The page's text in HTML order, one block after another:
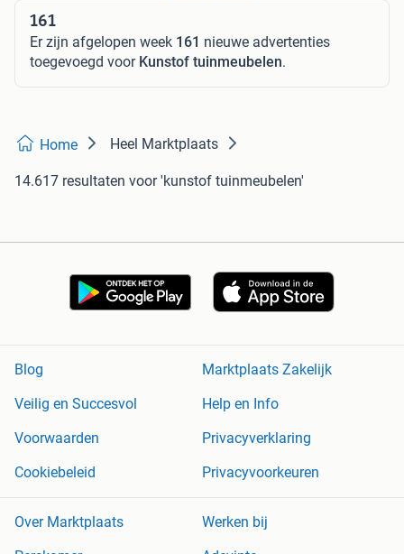
161
Er zijn afgelopen week 161 nieuwe advertenties
toegevoegd voor Kunstof tuinmeubelen.
Home Heel Marktplaats
14.617 resultaten voor 'kunstof tuinmeubelen'
Blog
Marktplaats Zakelijk
Veilig en Succesvol
Help en Info
Voorwaarden
Privacyverklaring
Cookiebeleid
Privacyvoorkeuren
Over Marktplaats
Werken bij